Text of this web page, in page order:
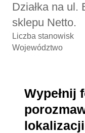
Działka na ul.
sklepu Netto.
Liczba stanowisk
Województwo
Wypełnij
lokalizacji